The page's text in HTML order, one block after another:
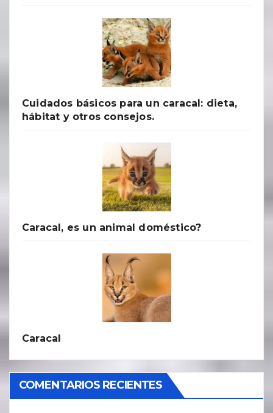
Cuidados básicos para un caracal: dieta,
hábitat y otros consejos.
Caracal, es un animal doméstico?
Caracal
COMENTARIOS RECIENTES